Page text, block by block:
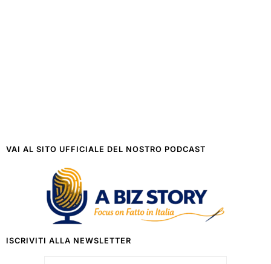
VAI AL SITO UFFICIALE DEL NOSTRO PODCAST
ISCRIVITI ALLA NEWSLETTER